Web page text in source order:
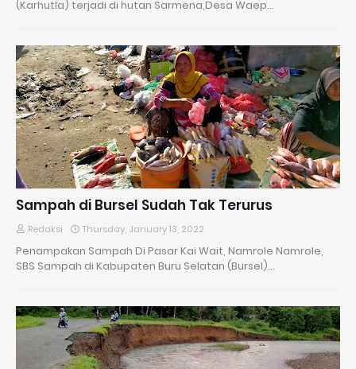
(Karhutla) terjadi di hutan Sarmena,Desa Waep…
Sampah di Bursel Sudah Tak Terurus
Redaksi Thursday, January 13, 2022
Penampakan Sampah Di Pasar Kai Wait, Namrole Namrole,
SBS Sampah di Kabupaten Buru Selatan (Bursel)…